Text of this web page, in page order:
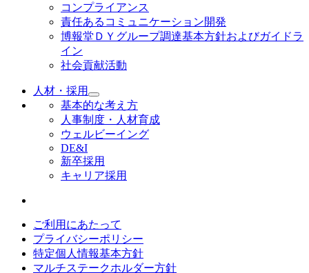
コンプライアンス
責任あるコミュニケーション開発
博報堂ＤＹグループ調達基本方針およびガイドラ
イン
社会貢献活動
人材・採用
基本的な考え方
人事制度・人材育成
ウェルビーイング
DE&I
新卒採用
キャリア採用
ご利用にあたって
プライバシーポリシー
特定個人情報基本方針
マルチステークホルダー方針